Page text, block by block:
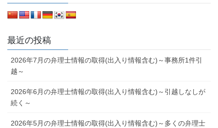
最近の投稿
2026年7月の弁理士情報の取得(出入り情報含む)～事務所1件引
越～
2026年6月の弁理士情報の取得(出入り情報含む)～引越しなしが
続く～
2026年5月の弁理士情報の取得(出入り情報含む)～多くの弁理士